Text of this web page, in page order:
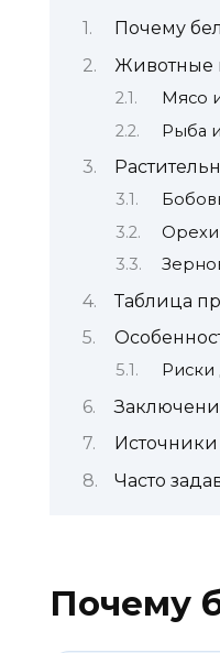
Почему
Животные
Мясо
Рыба
Орехи
Таблица
Риски
Источники
Часто
Почему